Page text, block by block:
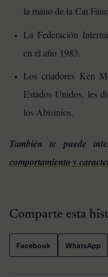
la mano de la Cat
La Federación
en el año 1983.
Los criadores Ken
Estados Unidos, les
los Abisinios.
También te puede
comportamiento y
Comparte esta
Facebook WhatsApp